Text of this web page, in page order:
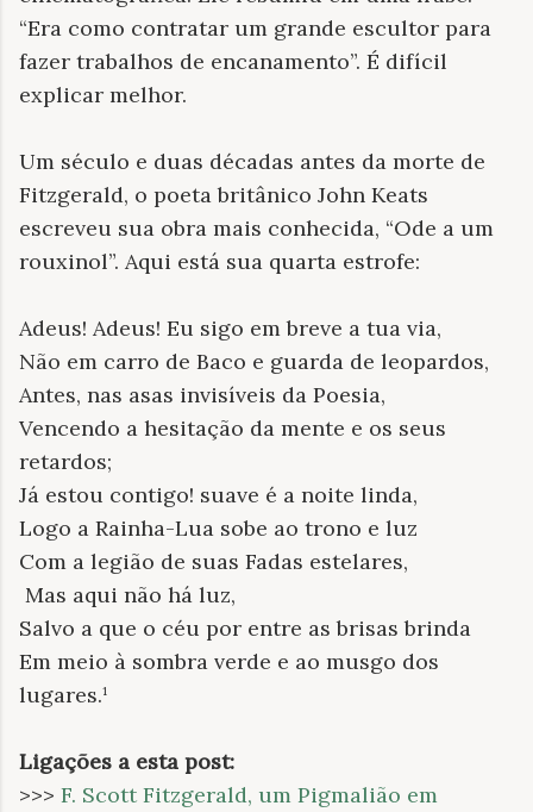
“Era como contratar um grande escultor para
fazer trabalhos de encanamento”. É difícil
explicar melhor.
Um século e duas décadas antes da morte de
Fitzgerald, o poeta britânico John Keats
escreveu sua obra mais conhecida, “Ode a um
rouxinol”. Aqui está sua quarta estrofe:
Adeus! Adeus! Eu sigo em breve a tua via,
Não em carro de Baco e guarda de leopardos,
Antes, nas asas invisíveis da Poesia,
Vencendo a hesitação da mente e os seus
retardos;
Já estou contigo! suave é a noite linda,
Logo a Rainha-Lua sobe ao trono e luz
Com a legião de suas Fadas estelares,
Mas aqui não há luz,
Salvo a que o céu por entre as brisas brinda
Em meio à sombra verde e ao musgo dos
lugares.¹
Ligações a esta post:
>>> F. Scott Fitzgerald, um Pigmalião em